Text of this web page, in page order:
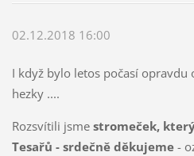
02.12.2018 16:00
I když bylo letos počasí opravdu
hezky ....
Rozsvítili jsme stromeček,
Tesařů - srdečně děkujeme -